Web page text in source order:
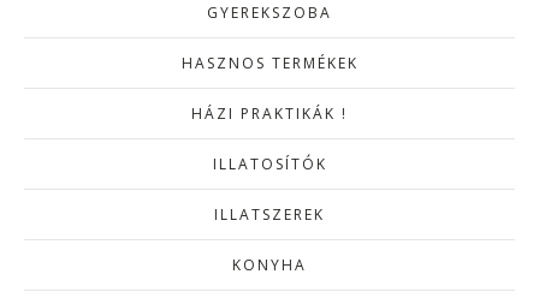
GYEREKSZOBA
HASZNOS TERMÉKEK
HÁZI PRAKTIKÁK !
ILLATOSÍTÓK
ILLATSZEREK
KONYHA